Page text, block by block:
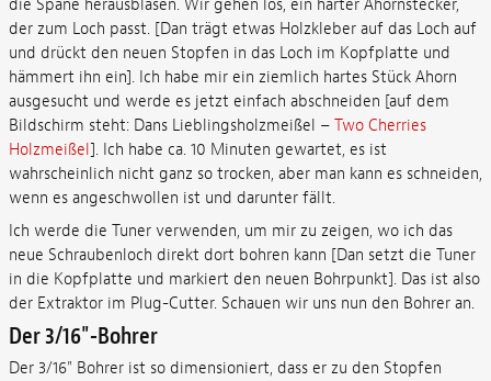
die Späne herausblasen. Wir gehen los, ein harter Ahornstecker,
der zum Loch passt. [Dan trägt etwas Holzkleber auf das Loch auf
und drückt den neuen Stopfen in das Loch im Kopfplatte und
hämmert ihn ein]. Ich habe mir ein ziemlich hartes Stück Ahorn
ausgesucht und werde es jetzt einfach abschneiden [auf dem
Bildschirm steht: Dans Lieblingsholzmeißel – Two Cherries
Holzmeißel]. Ich habe ca. 10 Minuten gewartet, es ist
wahrscheinlich nicht ganz so trocken, aber man kann es schneiden,
wenn es angeschwollen ist und darunter fällt.
Ich werde die Tuner verwenden, um mir zu zeigen, wo ich das
neue Schraubenloch direkt dort bohren kann [Dan setzt die Tuner
in die Kopfplatte und markiert den neuen Bohrpunkt]. Das ist also
der Extraktor im Plug-Cutter. Schauen wir uns nun den Bohrer an.
Der 3/16"-Bohrer
Der 3/16" Bohrer ist so dimensioniert, dass er zu den Stopfen